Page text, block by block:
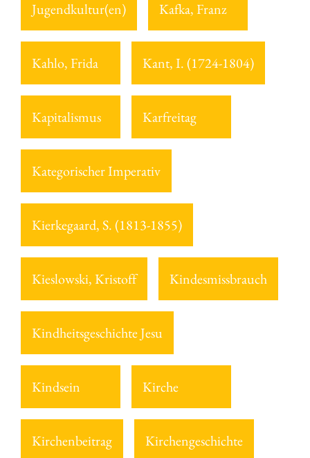
Jugendkultur(en) Kafka, Franz
Kahlo, Frida Kant, I. (1724-1804)
Kapitalismus Karfreitag
Kategorischer Imperativ
Kierkegaard, S. (1813-1855)
Kieslowski, Kristoff Kindesmissbrauch
Kindheitsgeschichte Jesu
Kindsein Kirche
Kirchenbeitrag Kirchengeschichte